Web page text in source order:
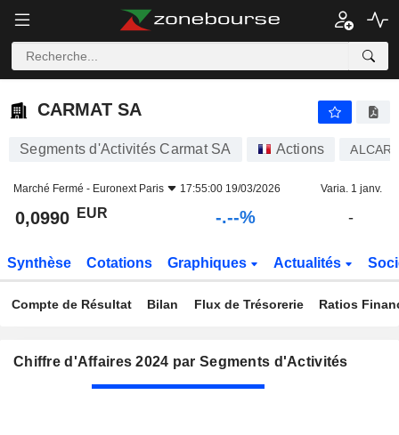
CARMAT SA 0,0990 € -
CARMAT SA
Segments d'Activités Carmat SA Actions ALCAR
Marché Fermé - Euronext Paris 17:55:00 19/03/2026 Varia. 1 janv.
0,0990 EUR -.--% -
Synthèse Cotations Graphiques Actualités
Compte de Résultat Bilan Flux de Trésorerie Ratios
Chiffre d'Affaires 2024 par Segments d'Activités